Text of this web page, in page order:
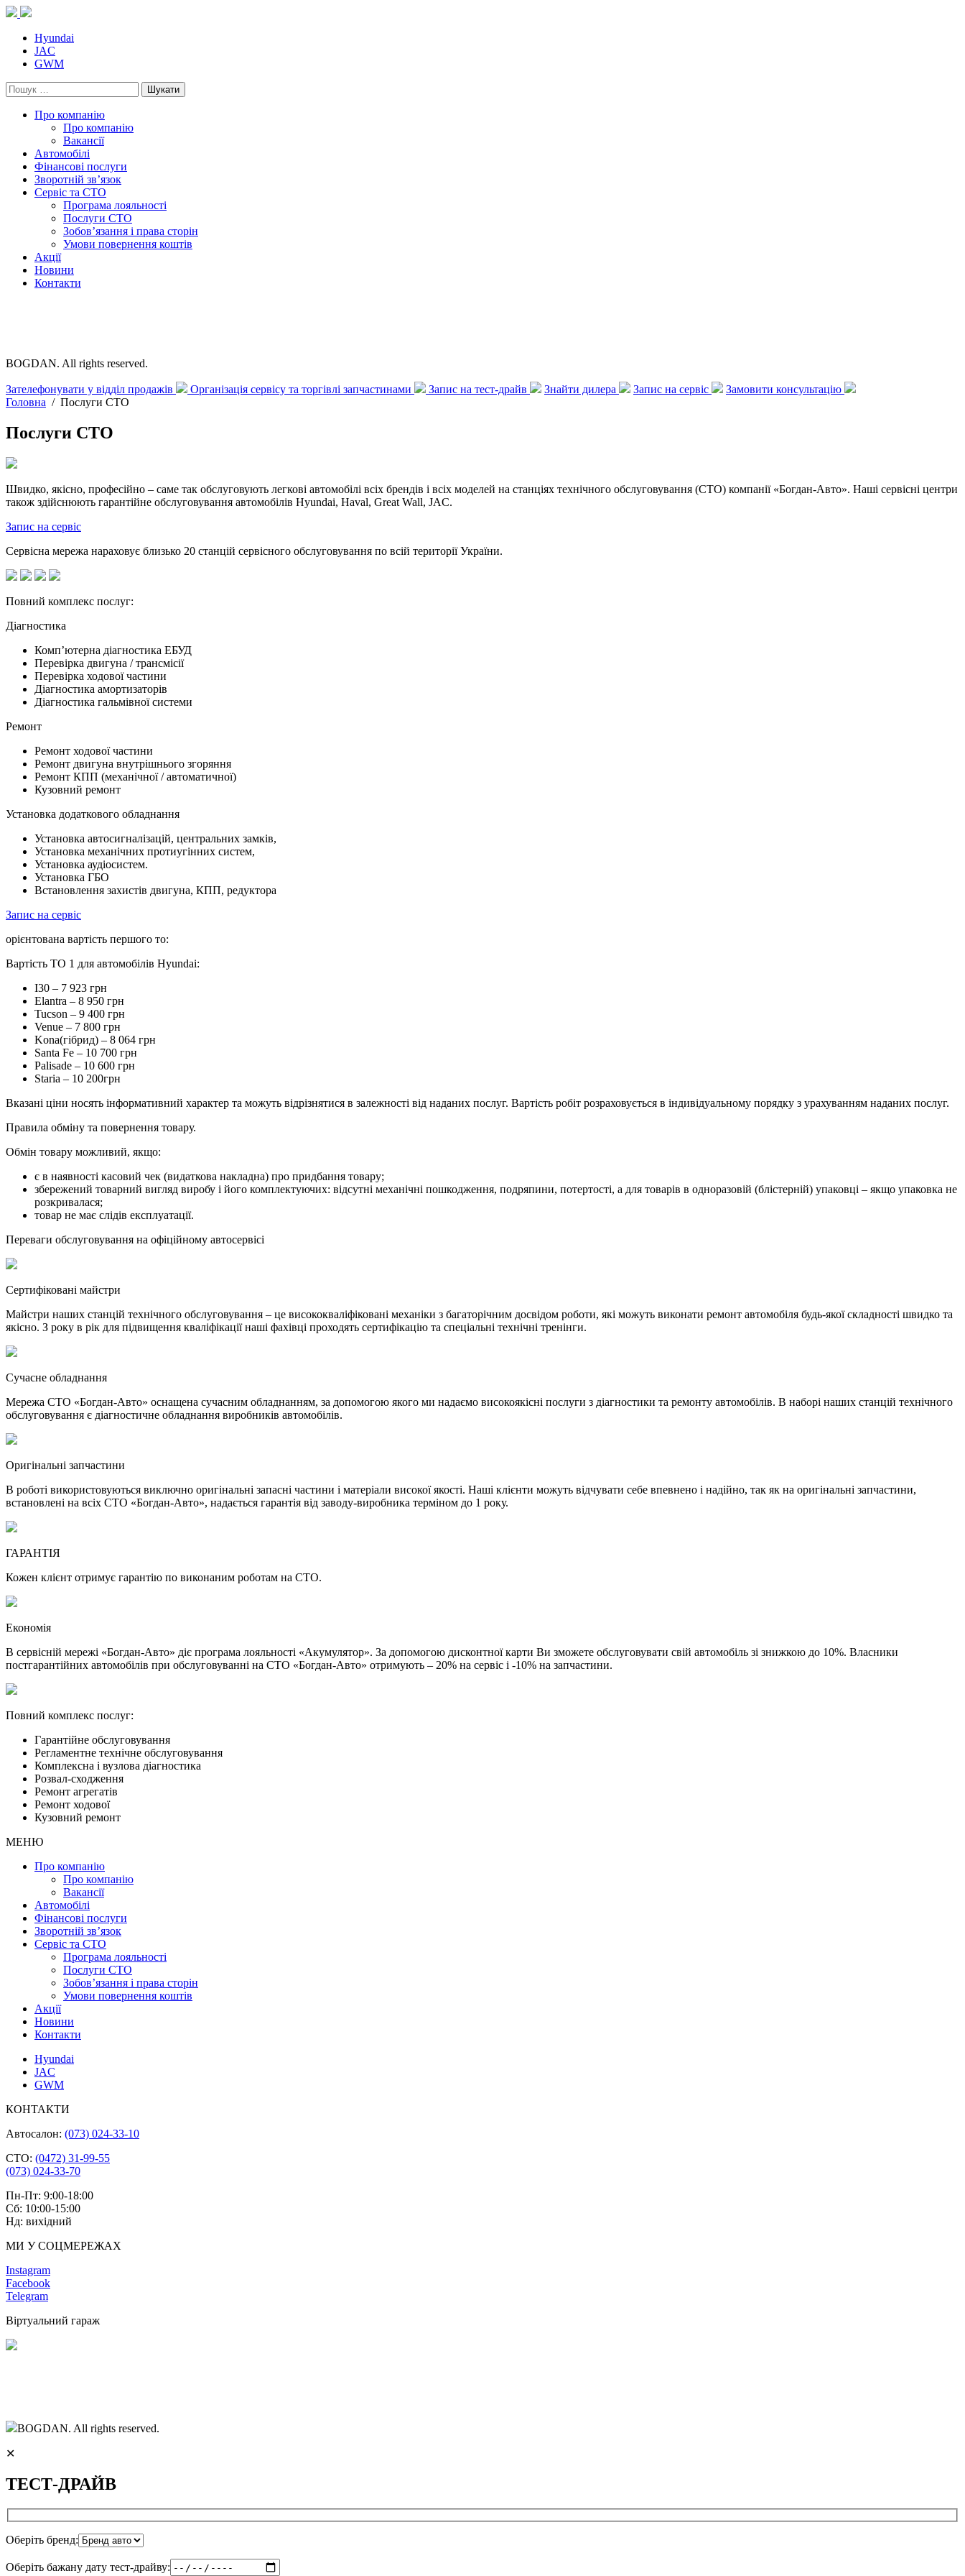
Skip
contentHyundai
JAC
GWM
Пошук:
Про компанію
Про компанію
Вакансії
Автомобілі
Фінансові послуги
Зворотній зв’язок
Cервіс та СТО
Програма лояльності
Послуги СТО
Зобов’язання і права сторін
Умови повернення коштів
Акції
Новини
Контакти
BOGDAN. All rights reserved.
Зателефонувати у відділ продажів Організація сервісу та торгівлі запчастинами Запис на тест-драйв Знайти дилера Запис на сервіс
Замовити консультацію
Головна / Послуги СТО
Послуги СТО
Швидко, якісно, професійно – саме так обслуговують легкові автомобілі всіх брендів і всіх моделей на станціях технічного обслуговування (СТО) компанії «Богдан-Авто». Наші сервісні центри
також здійснюють гарантійне обслуговування автомобілів Hyundai, Haval, Great Wall, JAC.
Запис на сервіс
Сервісна мережа нараховує близько 20 станцій сервісного обслуговування по всій території України.
Повний комплекс послуг:
Діагностика
Комп’ютерна діагностика ЕБУД
Перевірка двигуна / трансмісії
Перевірка ходової частини
Діагностика амортизаторів
Діагностика гальмівної системи
Ремонт
Ремонт ходової частини
Ремонт двигуна внутрішнього згоряння
Ремонт КПП (механічної / автоматичної)
Кузовний ремонт
Установка додаткового обладнання
Установка автосигналізацій, центральних замків,
Установка механічних протиугінних систем,
Установка аудіосистем.
Установка ГБО
Встановлення захистів двигуна, КПП, редуктора
Запис на сервіс
орієнтована вартість першого то:
Вартість ТО 1 для автомобілів Hyundai:
I30 – 7 923 грн
Elantra – 8 950 грн
Tucson – 9 400 грн
Venue – 7 800 грн
Kona(гібрид) – 8 064 грн
Santa Fe – 10 700 грн
Palisade – 10 600 грн
Staria – 10 200грн
Вказані ціни носять інформативний характер та можуть відрізнятися в залежності від наданих послуг. Вартість робіт розраховується в індивідуальному порядку з урахуванням наданих послуг.
Правила обміну та повернення товару.
Обмін товару можливий, якщо:
є в наявності касовий чек (видаткова накладна) про придбання товару;
збережений товарний вигляд виробу і його комплектуючих: відсутні механічні пошкодження, подряпини, потертості, а для товарів в одноразовій (блістерній) упаковці – якщо упаковка не
розкривалася;
товар не має слідів експлуатації.
Переваги обслуговування на офіційному автосервісі
Сертифіковані майстри
Майстри наших станцій технічного обслуговування – це висококваліфіковані механіки з багаторічним досвідом роботи, які можуть виконати ремонт автомобіля будь-якої складності швидко та
якісно. З року в рік для підвищення кваліфікації наші фахівці проходять сертифікацію та спеціальні технічні тренінги.
Сучасне обладнання
Мережа СТО «Богдан-Авто» оснащена сучасним обладнанням, за допомогою якого ми надаємо високоякісні послуги з діагностики та ремонту автомобілів. В наборі наших станцій технічного
обслуговування є діагностичне обладнання виробників автомобілів.
Оригінальні запчастини
В роботі використовуються виключно оригінальні запасні частини і матеріали високої якості. Наші клієнти можуть відчувати себе впевнено і надійно, так як на оригінальні запчастини,
встановлені на всіх СТО «Богдан-Авто», надається гарантія від заводу-виробника терміном до 1 року.
ГАРАНТІЯ
Кожен клієнт отримує гарантію по виконаним роботам на СТО.
Економія
В сервісній мережі «Богдан-Авто» діє програма лояльності «Акумулятор». За допомогою дисконтної карти Ви зможете обслуговувати свій автомобіль зі знижкою до 10%. Власники
постгарантійних автомобілів при обслуговуванні на СТО «Богдан-Авто» отримують – 20% на сервіс і -10% на запчастини.
Повний комплекс послуг:
Гарантійне обслуговування
Регламентне технічне обслуговування
Комплексна і вузлова діагностика
Розвал-сходження
Ремонт агрегатів
Ремонт ходової
Кузовний ремонт
МЕНЮ
Про компанію
Про компанію
Вакансії
Автомобілі
Фінансові послуги
Зворотній зв’язок
Cервіс та СТО
Програма лояльності
Послуги СТО
Зобов’язання і права сторін
Умови повернення коштів
Акції
Новини
Контакти
Hyundai
JAC
GWM
КОНТАКТИ
Автосалон: (073) 024-33-10
СТО: (0472) 31-99-55
(073) 024-33-70
Пн-Пт: 9:00-18:00
Сб: 10:00-15:00
Нд: вихідний
МИ У СОЦМЕРЕЖАХ
Instagram
Facebook
Telegram
Віртуальний гараж
BOGDAN. All rights reserved.
✕
ТЕСТ-ДРАЙВ
Оберіть бренд:
Оберіть бажану дату тест-драйву: